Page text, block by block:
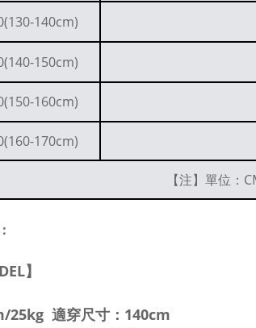
140cm)
150cm)
160cm)
170cm)
【注】單位：
】
25kg 適穿尺寸：140cm